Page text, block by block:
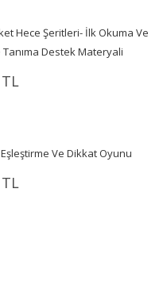
Hece Şeritleri- İlk Okuma Ve
Tanıma Destek Materyali
Ve Dikkat Oyunu